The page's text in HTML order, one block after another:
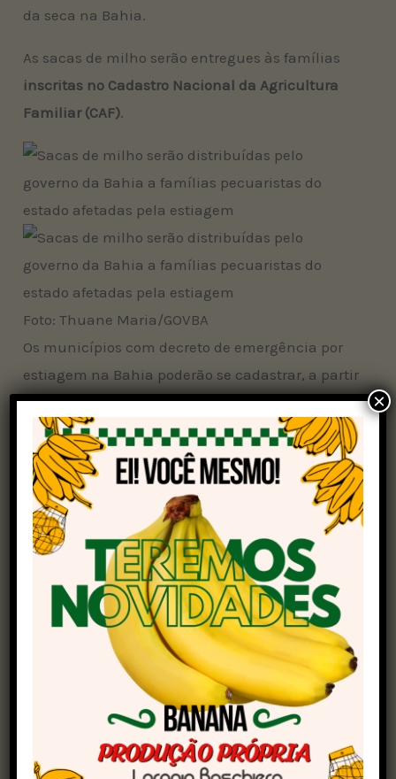
da seca na Bahia.
As sacas de milho serão entregues às famílias
inscritas no Cadastro Nacional da Agricultura
Familiar (CAF).
Foto: Thuane Maria/GOVBA
Os municípios com decreto de emergência por
estiagem na Bahia poderão se cadastrar, a partir
desta quinta-feira (24), no Sistema de
Segurança Alimentar e Nutricional do governo
estadual para receber o benefício.
“Estaremos de mãos dadas com os prefeitos,
com ações de água, alimentação animal,
entrega de equipamentos, de cestas básicas,
para garantir a assistência aos municípios
durante todo o período de estiagem”, garantiu
Jerônimo Rodrigues.
De acordo com o Governo da Bahia, a iniciativa,
coordenada pela da Companhia de
Desenvolvimento e Ação Regional (CAR),
destinará
R$ 32 milhõespara distribuição dos
×